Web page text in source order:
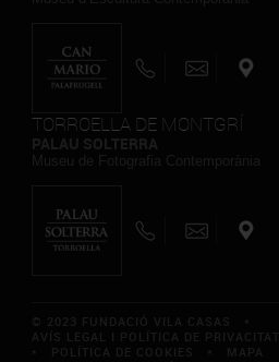
TORROELLA DE MONTGRÍ